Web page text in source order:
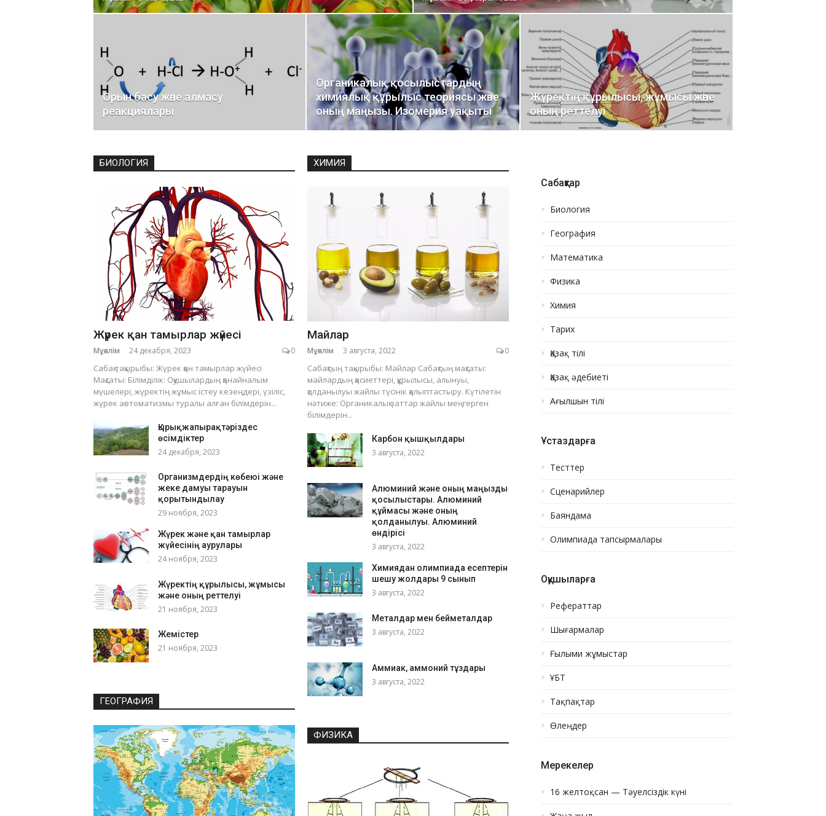
Орын басу және алмасу
реакциялары
Органикалық қосылыстардың
химиялық құрылыс теориясы және
оның маңызы. Изомерия уақыты
Жүректің құрылысы, жұмысы және
оның реттелуі
БИОЛОГИЯ
Жүрек қан тамырлар жүйесі
Мұғалім 24 декабря, 2023 0
Сабақ тақырыбы: Жүрек қан тамырлар жүйесі
Мақсаты: Білімділік: Оқушылардың қанайналым
мүшелері, жүректің жұмыс істеу кезеңдері, үзіліс,
жүрек автоматизмы туралы алған білімдерін...
Қырықжапырақтәріздес
өсімдіктер
24 декабря, 2023
Организмдердің көбеюі және
жеке дамуы тарауын
қорытындылау
29 ноября, 2023
Жүрек және қан тамырлар
жүйесінің аурулары
24 ноября, 2023
Жүректің құрылысы, жұмысы
және оның реттелуі
21 ноября, 2023
Жемістер
21 ноября, 2023
ГЕОГРАФИЯ
ХИМИЯ
Майлар
Мұғалім 3 августа, 2022 0
Сабақтың тақырыбы: Майлар Сабақтың мақсаты:
майлардың қасиеттері, құрылысы, алынуы,
қолданылуы жайлы түсінік қалыптастыру. Күтілетін
нәтиже: Органикалық заттар жайлы меңгерген
білімдерін...
Карбон қышқылдары
3 августа, 2022
Алюминий және оның маңызды
қосылыстары. Алюминий
құймасы және оның
қолданылуы. Алюминий
өндірісі
3 августа, 2022
Химиядан олимпиада есептерін
шешу жолдары 9 сынып
3 августа, 2022
Металдар мен бейметалдар
3 августа, 2022
Аммиак, аммоний тұздары
3 августа, 2022
ФИЗИКА
Сабақтар
Биология
География
Математика
Физика
Химия
Тарих
Қазақ тілі
Қазақ әдебиеті
Ағылшын тілі
Ұстаздарға
Тесттер
Сценарийлер
Баяндама
Олимпиада тапсырмалары
Оқушыларға
Рефераттар
Шығармалар
Ғылыми жұмыстар
ҰБТ
Тақпақтар
Өлеңдер
Мерекелер
16 желтоқсан — Тәуелсіздік күні